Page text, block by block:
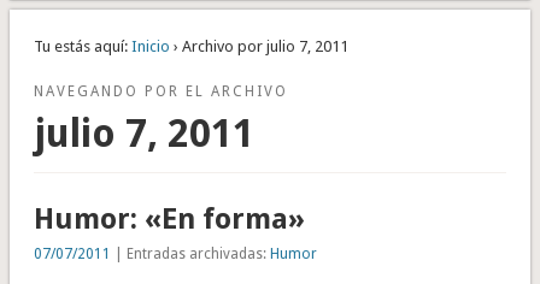
Tu estás aquí: Inicio › Archivo por julio 7, 2011
NAVEGANDO POR EL ARCHIVO
julio 7, 2011
Humor: «En forma»
07/07/2011 | Entradas archivadas: Humor